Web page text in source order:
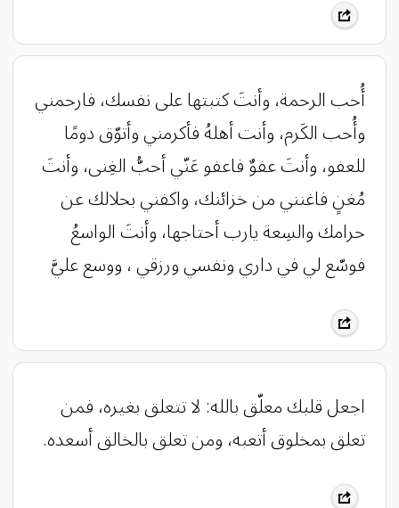
أُحب الرحمة، وأنتَ كتبتها على نفسك، فارحمني
وأُحب الكَرم، وأنت أهلهُ فأكرمني وأتوّق دومًا
للعفو، وأنتَ عفوٌ فاعفو عَنّي أحبُّ الغِنى، وأنتَ
مُغنٍ فاغنني من خزائنك، واكفني بحلالك عن
حرامك والسِعة يارب أحتاجها، وأنتَ الواسعُ
فوسّع لي في داري ونفسي ورزقي ، ووسع عليَّ
اجعل قلبك معلّق بالله: لا تتعلق بغيره، فمن
تعلق بمخلوق أتعبه، ومن تعلق بالخالق أسعده.